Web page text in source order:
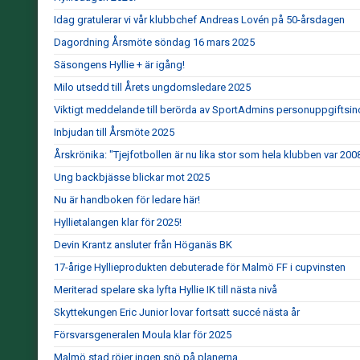
Idag gratulerar vi vår klubbchef Andreas Lovén på 50-årsdagen
Dagordning Årsmöte söndag 16 mars 2025
Säsongens Hyllie + är igång!
Milo utsedd till Årets ungdomsledare 2025
Viktigt meddelande till berörda av SportAdmins
Inbjudan till Årsmöte 2025
Årskrönika: "Tjejfotbollen är nu lika stor som hela klubben var
Ung backbjässe blickar mot 2025
Nu är handboken för ledare här!
Hyllietalangen klar för 2025!
Devin Krantz ansluter från Höganäs BK
17-årige Hyllieprodukten debuterade för Malmö FF i cupvinsten
Meriterad spelare ska lyfta Hyllie IK till nästa nivå
Skyttekungen Eric Junior lovar fortsatt succé nästa år
Försvarsgeneralen Moula klar för 2025
Malmö stad röjer ingen snö på planerna